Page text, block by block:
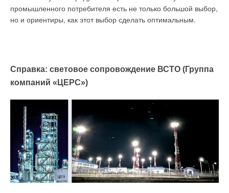
промышленного потребителя есть не только большой выбор,
но и ориентиры, как этот выбор сделать оптимальным.
Справка: световое сопровождение ВСТО (Группа
компаний «ЦЕРС»)